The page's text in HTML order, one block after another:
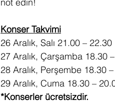
Konser Takvimi
26 Aralık, Salı 21.00 – 22.30
27 Aralık, Çarşamba 18.30
28 Aralık, Perşembe 18.30
29 Aralık, Cuma 18.30 –
*Konserler ücretsizdir.